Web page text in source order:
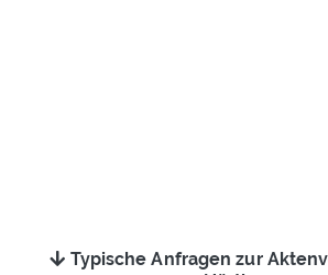
Typische Anfragen zur